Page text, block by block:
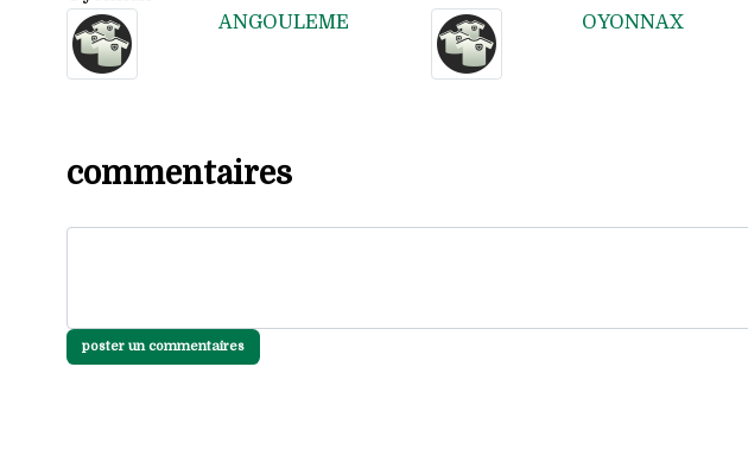
ANGOULEME
OYONNAX
commentaires
poster un commentaires